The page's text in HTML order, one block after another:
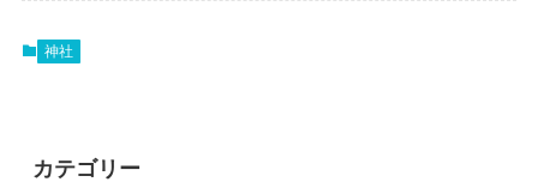
神社
カテゴリー